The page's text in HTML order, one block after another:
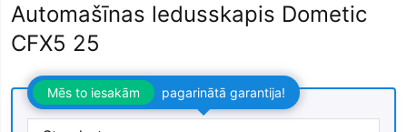
Automašīnas ledusskapis Dometic
CFX5 25
Mēs to iesakām pagarinātā garantija!